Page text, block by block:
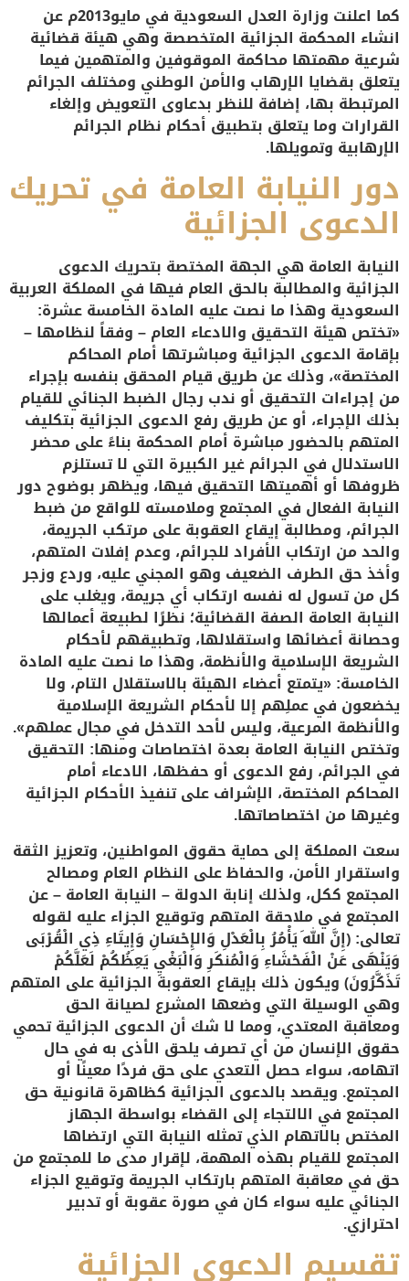
كما اعلنت وزارة العدل السعودية في مايو2013م عن
انشاء المحكمة الجزائية المتخصصة وهي هيئة قضائية
شرعية مهمتها محاكمة الموقوفين والمتهمين فيما
يتعلق بقضايا الإرهاب والأمن الوطني ومختلف الجرائم
المرتبطة بها، إضافة للنظر بدعاوى التعويض وإلغاء
القرارات وما يتعلق بتطبيق أحكام نظام الجرائم
الإرهابية وتمويلها.
دور النيابة العامة في تحريك
الدعوى الجزائية
النيابة العامة هي الجهة المختصة بتحريك الدعوى
الجزائية والمطالبة بالحق العام فيها في المملكة العربية
السعودية وهذا ما نصت عليه المادة الخامسة عشرة:
«تختص هيئة التحقيق والادعاء العام – وفقاً لنظامها –
بإقامة الدعوى الجزائية ومباشرتها أمام المحاكم
المختصة»، وذلك عن طريق قيام المحقق بنفسه بإجراء
من إجراءات التحقيق أو ندب رجال الضبط الجنائي للقيام
بذلك الإجراء، أو عن طريق رفع الدعوى الجزائية بتكليف
المتهم بالحضور مباشرة أمام المحكمة بناءً على محضر
الاستدلال في الجرائم غير الكبيرة التي لا تستلزم
ظروفها أو أهميتها التحقيق فيها، ويظهر بوضوح دور
النيابة الفعال في المجتمع وملامسته للواقع من ضبط
الجرائم، ومطالبة إيقاع العقوبة على مرتكب الجريمة،
والحد من ارتكاب الأفراد للجرائم، وعدم إفلات المتهم،
وأخذ حق الطرف الضعيف وهو المجني عليه، وردع وزجر
كل من تسول له نفسه ارتكاب أي جريمة، ويغلب على
النيابة العامة الصفة القضائية؛ نظرًا لطبيعة أعمالها
وحصانة أعضائها واستقلالها، وتطبيقهم لأحكام
الشريعة الإسلامية والأنظمة، وهذا ما نصت عليه المادة
الخامسة: «يتمتع أعضاء الهيئة بالاستقلال التام، ولا
يخضعون في عملِهم إلا لأحكام الشريعة الإسلامية
والأنظمة المرعية، وليس لأحد التدخل في مجال عملهم».
وتختص النيابة العامة بعدة اختصاصات ومنها: التحقيق
في الجرائم، رفع الدعوى أو حفظها، الادعاء أمام
المحاكم المختصة، الإشراف على تنفيذ الأحكام الجزائية
وغيرها من اختصاصاتها.
سعت المملكة إلى حماية حقوق المواطنين، وتعزيز الثقة
واستقرار الأمن، والحفاظ على النظام العام ومصالح
المجتمع ككل، ولذلك إنابة الدولة – النيابة العامة – عن
المجتمع في ملاحقة المتهم وتوقيع الجزاء عليه لقوله
تعالى: ﴿إِنَّ اللهَ يَأْمُرُ بِالْعَدْلِ وَالإِحْسَانِ وَإِيتَاءِ ذِي الْقُرْبَى
وَيَنْهَى عَنْ الْفَحْشَاءِ وَالْمُنكَرِ وَالْبَغْيِ يَعِظُكُمْ لَعَلَّكُمْ
تَذَكَّرُونَ﴾ ويكون ذلك بإيقاع العقوبة الجزائية على المتهم
وهي الوسيلة التي وضعها المشرع لصيانة الحق
ومعاقبة المعتدي، ومما لا شك أن الدعوى الجزائية تحمي
حقوق الإنسان من أي تصرف يلحق الأذى به في حال
اتهامه، سواء حصل التعدي على حق فردًا معينًا أو
المجتمع. ويقصد بالدعوى الجزائية كظاهرة قانونية حق
المجتمع في الالتجاء إلى القضاء بواسطة الجهاز
المختص بالاتهام الذي تمثله النيابة التي ارتضاها
المجتمع للقيام بهذه المهمة، لإقرار مدى ما للمجتمع من
حق في معاقبة المتهم بارتكاب الجريمة وتوقيع الجزاء
الجنائي عليه سواء كان في صورة عقوبة أو تدبير
احترازي.
تقسيم الدعوى الجزائية